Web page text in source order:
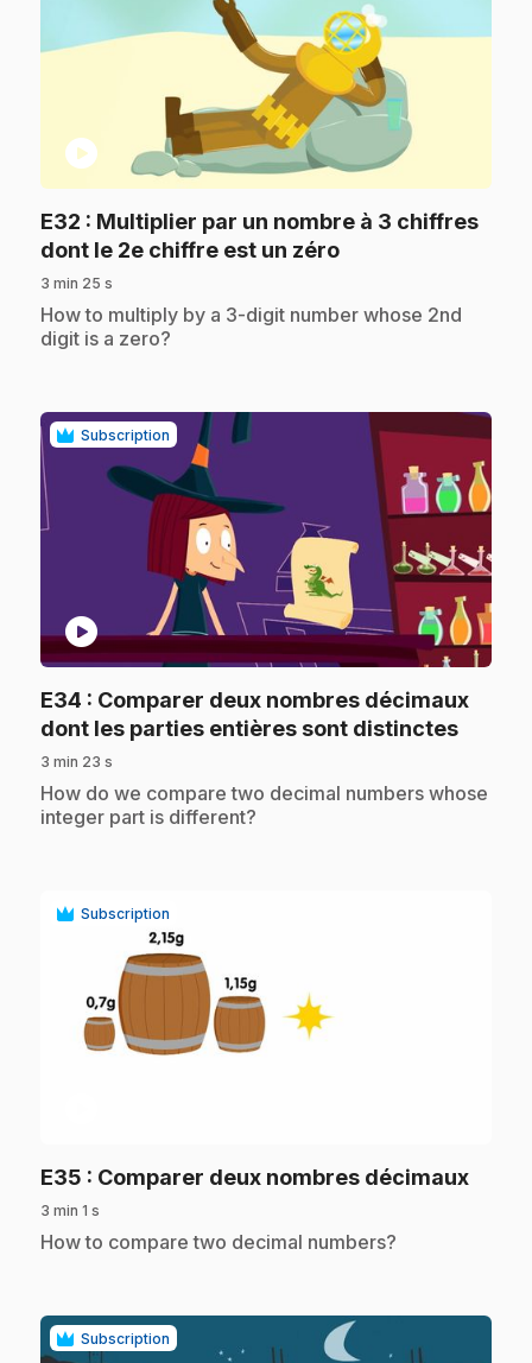
play_circle
E32 : Multiplier par un nombre à 3 chiffres
dont le 2e chiffre est un zéro.
3 min 25 s
.How to multiply by a 3-digit number whose 2nd
digit is a zero?
Subscription
play_circle
E34 : Comparer deux nombres décimaux
dont les parties entières sont distinctes.
3 min 23 s
.How do we compare two decimal numbers whose
integer part is different?
Subscription
E35 : Comparer deux nombres décimaux.
3 min 1 s
.How to compare two decimal numbers?
Subscription